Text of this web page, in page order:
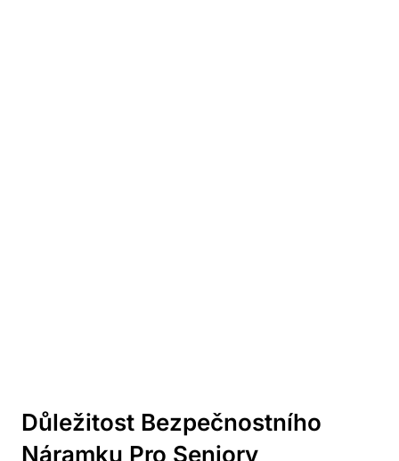
Důležitost Bezpečnostního
Náramku Pro Seniory